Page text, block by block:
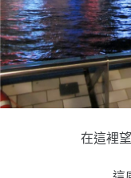
在這裡